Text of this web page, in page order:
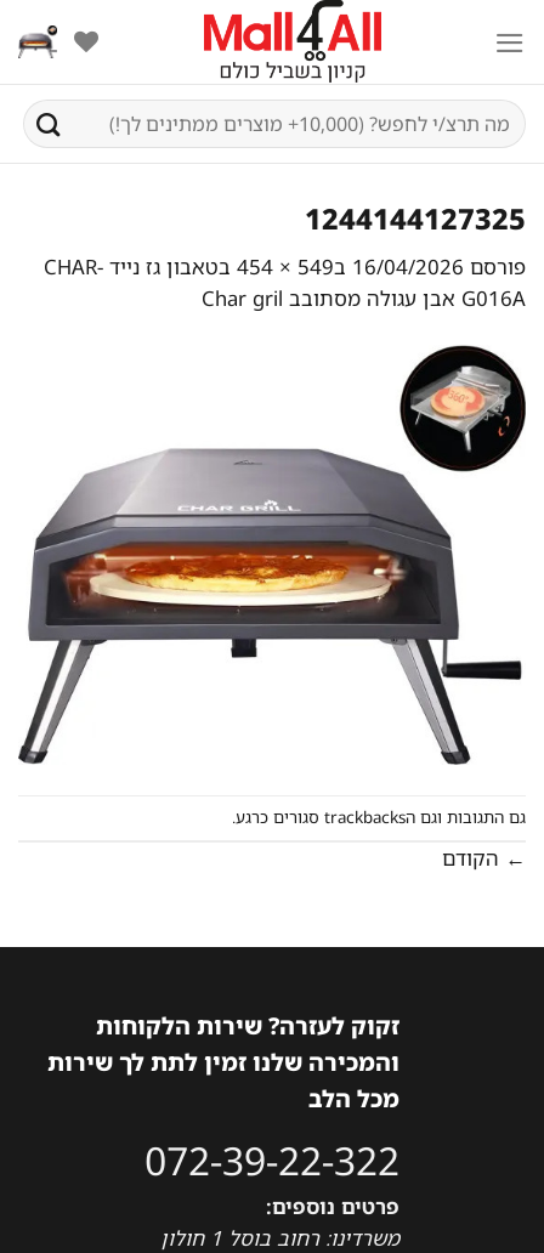
content
חיפוש
עבור:
1244144127325
פורסם 16/04/2026 ב549 × 454 ב
טאבון גז נייד CHAR-
G016A אבן עגולה מסתובב Char gril
גם התגובות וגם הtrackbacks סגורים כרגע.
← הקודם
זקוק לעזרה? שירות הלקוחות
והמכירה שלנו זמין לתת לך שירות
מכל הלב
072-39-22-322
פרטים נוספים:
משרדינו: רחוב בוסל 1 חולון